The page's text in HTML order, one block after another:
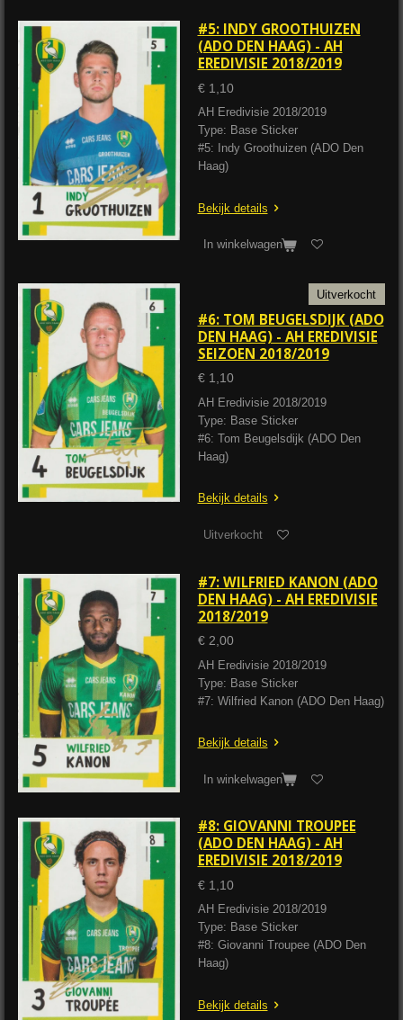
#5: INDY GROOTHUIZEN
(ADO DEN HAAG) - AH
EREDIVISIE 2018/2019
€ 1,10
AH Eredivisie 2018/2019
Type: Base Sticker
#5: Indy Groothuizen (ADO Den
Haag)
Bekijk details
In winkelwagen
Uitverkocht
#6: TOM BEUGELSDIJK (ADO
DEN HAAG) - AH EREDIVISIE
SEIZOEN 2018/2019
€ 1,10
AH Eredivisie 2018/2019
Type: Base Sticker
#6: Tom Beugelsdijk (ADO Den
Haag)
Bekijk details
Uitverkocht
#7: WILFRIED KANON (ADO
DEN HAAG) - AH EREDIVISIE
2018/2019
€ 2,00
AH Eredivisie 2018/2019
Type: Base Sticker
#7: Wilfried Kanon (ADO Den Haag)
Bekijk details
In winkelwagen
#8: GIOVANNI TROUPEE
(ADO DEN HAAG) - AH
EREDIVISIE 2018/2019
€ 1,10
AH Eredivisie 2018/2019
Type: Base Sticker
#8: Giovanni Troupee (ADO Den
Haag)
Bekijk details